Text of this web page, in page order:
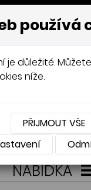
MENU
Jana
ČESKÁ
Přihlásit
NABÍDKA
používá
je důležité.
níže.
PŘIJMOUT VŠE